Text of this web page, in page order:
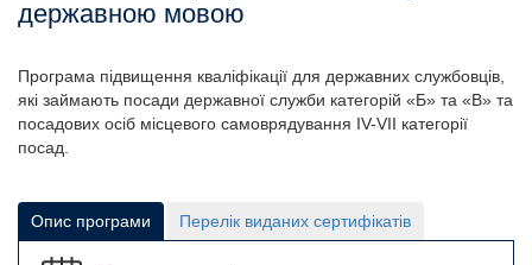
державною мовою
Програма підвищення кваліфікації для державних службовців,
які займають посади державної служби категорій «Б» та «В» та
посадових осіб місцевого самоврядування IV-VII категорії
посад.
Опис програми Перелік виданих сертифікатів